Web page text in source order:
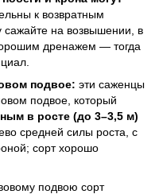
к возвратным
на возвышении, в
дренажем — тогда
подвое: эти саженцы
подвое, который
в росте (до 3–3,5 м)
средней силы роста, с
сорт хорошо
подвою сорт